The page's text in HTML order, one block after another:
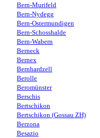
Bern-Murifeld
Bern-Nydegg
Bern-Ostermundigen
Bern-Schosshalde
Bern-Wabern
Berneck
Bernex
Bernhardzell
Berolle
Beromünster
Berschis
Bertschikon
Bertschikon (Gossau ZH)
Berzona
Besazio